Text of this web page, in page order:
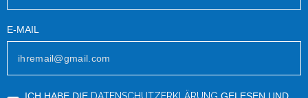
E-MAIL
ICH HABE DIE DATENSCHUTZERKLÄRUNG GELESEN UND